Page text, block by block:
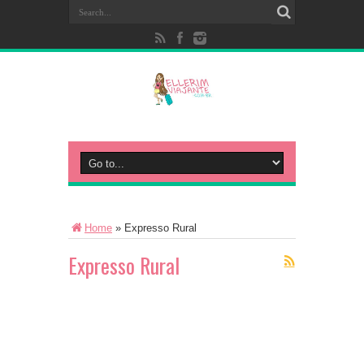
Home » Expresso Rural
Expresso Rural